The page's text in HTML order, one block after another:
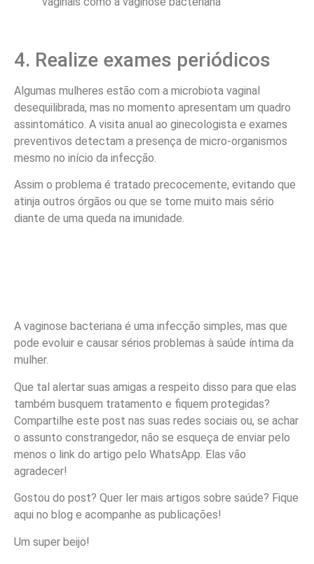
4. Realize exames periódicos
Algumas mulheres estão com a microbiota vaginal
desequilibrada, mas no momento apresentam um quadro
assintomático. A visita anual ao ginecologista e exames
preventivos detectam a presença de micro-organismos
mesmo no início da infecção.
Assim o problema é tratado precocemente, evitando que
atinja outros órgãos ou que se torne muito mais sério
diante de uma queda na imunidade.
A vaginose bacteriana é uma infecção simples, mas que
pode evoluir e causar sérios problemas à saúde íntima da
mulher.
Que tal alertar suas amigas a respeito disso para que elas
também busquem tratamento e fiquem protegidas?
Compartilhe este post nas suas redes sociais ou, se achar
o assunto constrangedor, não se esqueça de enviar pelo
menos o link do artigo pelo WhatsApp. Elas vão
agradecer!
Gostou do post? Quer ler mais artigos sobre saúde? Fique
aqui no blog e acompanhe as publicações!
Um super beijo!